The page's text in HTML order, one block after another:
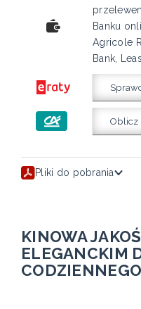
Banku
Agricole
Bank,
Oblicz
Pliki do pobrania
KINOWA
ELEGANCKIM